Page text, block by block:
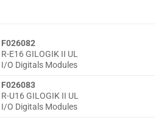
F026082
R-E16 GILOGIK II UL
I/O Digitals Modules
F026083
R-U16 GILOGIK II UL
I/O Digitals Modules